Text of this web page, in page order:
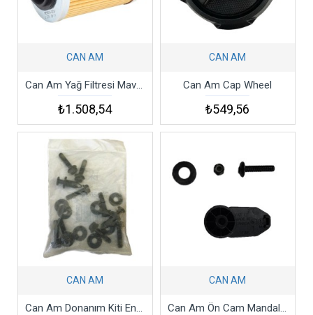
CAN AM
Can Am Yağ Filtresi Maverick X3 Xrs Xds Oil Filter Spyder
₺1.508,54
CAN AM
Can Am Cap Wheel
₺549,56
CAN AM
Can Am Donanım Kiti Ensemble Boulon Ecrou
CAN AM
Can Am Ön Cam Mandal Kiti Windshield Latch Kit